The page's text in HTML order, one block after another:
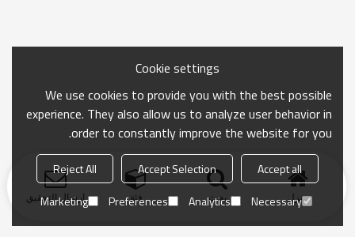
منزل بحث فئة ارسال التحقيق
Cookie settings
We use cookies to provide you with the best possible
experience. They also allow us to analyze user behavior in
order to constantly improve the website for you.
Accept all
Accept Selection
Reject All
Necessary
Analytics
Preferences
Marketing